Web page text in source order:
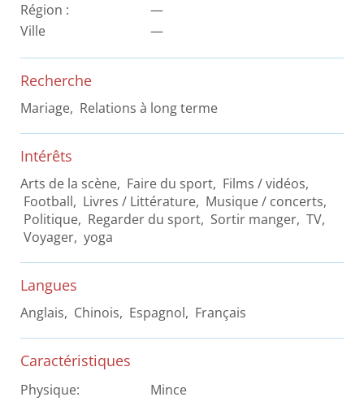
Région :
—
Ville
—
Recherche
Mariage, Relations à long terme
Intérêts
Arts de la scène, Faire du sport, Films / vidéos,
Football, Livres / Littérature, Musique / concerts,
Politique, Regarder du sport, Sortir manger, TV,
Voyager, yoga
Langues
Anglais, Chinois, Espagnol, Français
Caractéristiques
Physique: Mince